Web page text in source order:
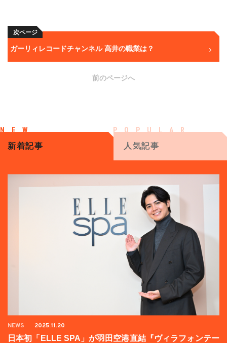
次ページ
ガーリィレコードチャンネル 高井の職業は？
前のページへ
新着記事 人気記事
NEWS 2025.11.20
日本初「ELLE SPA」が羽田空港直結『ヴィラフォンテー